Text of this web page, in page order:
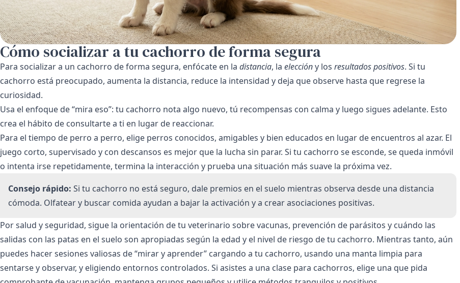
Cómo socializar a tu cachorro de forma segura
Para socializar a un cachorro de forma segura, enfócate en la distancia, la eleccióny los resultados positivos. Si tu
cachorro está preocupado, aumenta la distancia, reduce la intensidad y deja que observe hasta que regrese la
curiosidad.
Usa el enfoque de “mira eso”: tu cachorro nota algo nuevo, tú recompensas con calma y luego sigues adelante. Esto
crea el hábito de consultarte a ti en lugar de reaccionar.
Para el tiempo de perro a perro, elige perros conocidos, amigables y bien educados en lugar de encuentros al azar. El
juego corto, supervisado y con descansos es mejor que la lucha sin parar. Si tu cachorro se esconde, se queda inmóvil
o intenta irse repetidamente, termina la interacción y prueba una situación más suave la próxima vez.
Consejo rápido: Si tu cachorro no está seguro, dale premios en el suelo mientras observa desde una distancia
cómoda. Olfatear y buscar comida ayudan a bajar la activación y a crear asociaciones positivas.
Por salud y seguridad, sigue la orientación de tu veterinario sobre vacunas, prevención de parásitos y cuándo las
salidas con las patas en el suelo son apropiadas según la edad y el nivel de riesgo de tu cachorro. Mientras tanto, aún
puedes hacer sesiones valiosas de “mirar y aprender” cargando a tu cachorro, usando una manta limpia para
sentarse y observar, y eligiendo entornos controlados. Si asistes a una clase para cachorros, elige una que pida